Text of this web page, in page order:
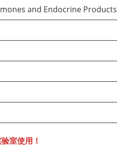
and Endocrine Products
室使用！